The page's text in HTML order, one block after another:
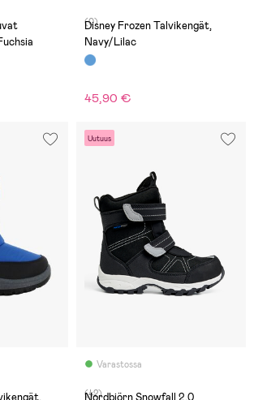
(0)
Disney Frozen Talvikengät,
Navy/Lilac
45,90 €
Uutuus
Varastossa
(42)